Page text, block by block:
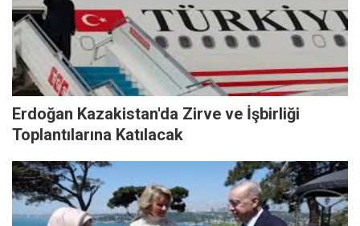
Erdoğan Kazakistan'da Zirve ve İşbirliği
Toplantılarına Katılacak